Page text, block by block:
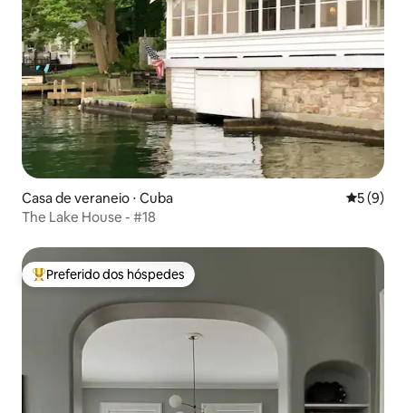
Casa de veraneio ⋅ Cuba 5 de
5 (9)
The Lake House - #18
Entre os melhores preferidos dos hóspedes
Preferido dos hóspedes